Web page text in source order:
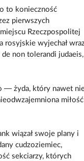
to konieczność
pierwszych
Rzeczpospolitej
rosyjskie wyjechał
non tolerandi judaeis,
— żyda, który nawet
miłość
wiązał swoje plany i
cudzoziemiec,
sekciarzy, których